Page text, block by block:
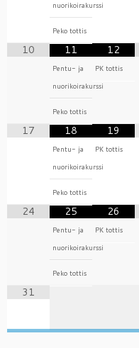
nuorikoirakurssi
Peko tottis
10 11
Pentu- ja
nuorikoirakurssi
Peko tottis
12
PK tottis
17 18
Pentu- ja
nuorikoirakurssi
Peko tottis
19
PK tottis
24 25
Pentu- ja
nuorikoirakurssi
Peko tottis
26
PK tottis
31